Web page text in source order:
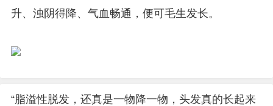
升、浊阴得降、气血畅通，便可毛生发长。
“脂溢性脱发，还真是一物降一物，头发真的长起来